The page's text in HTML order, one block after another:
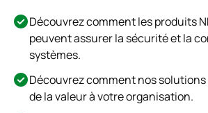
Découvrez comment les produits
peuvent assurer la sécurité et la
systèmes.
Découvrez comment nos
de la valeur à votre organisation.